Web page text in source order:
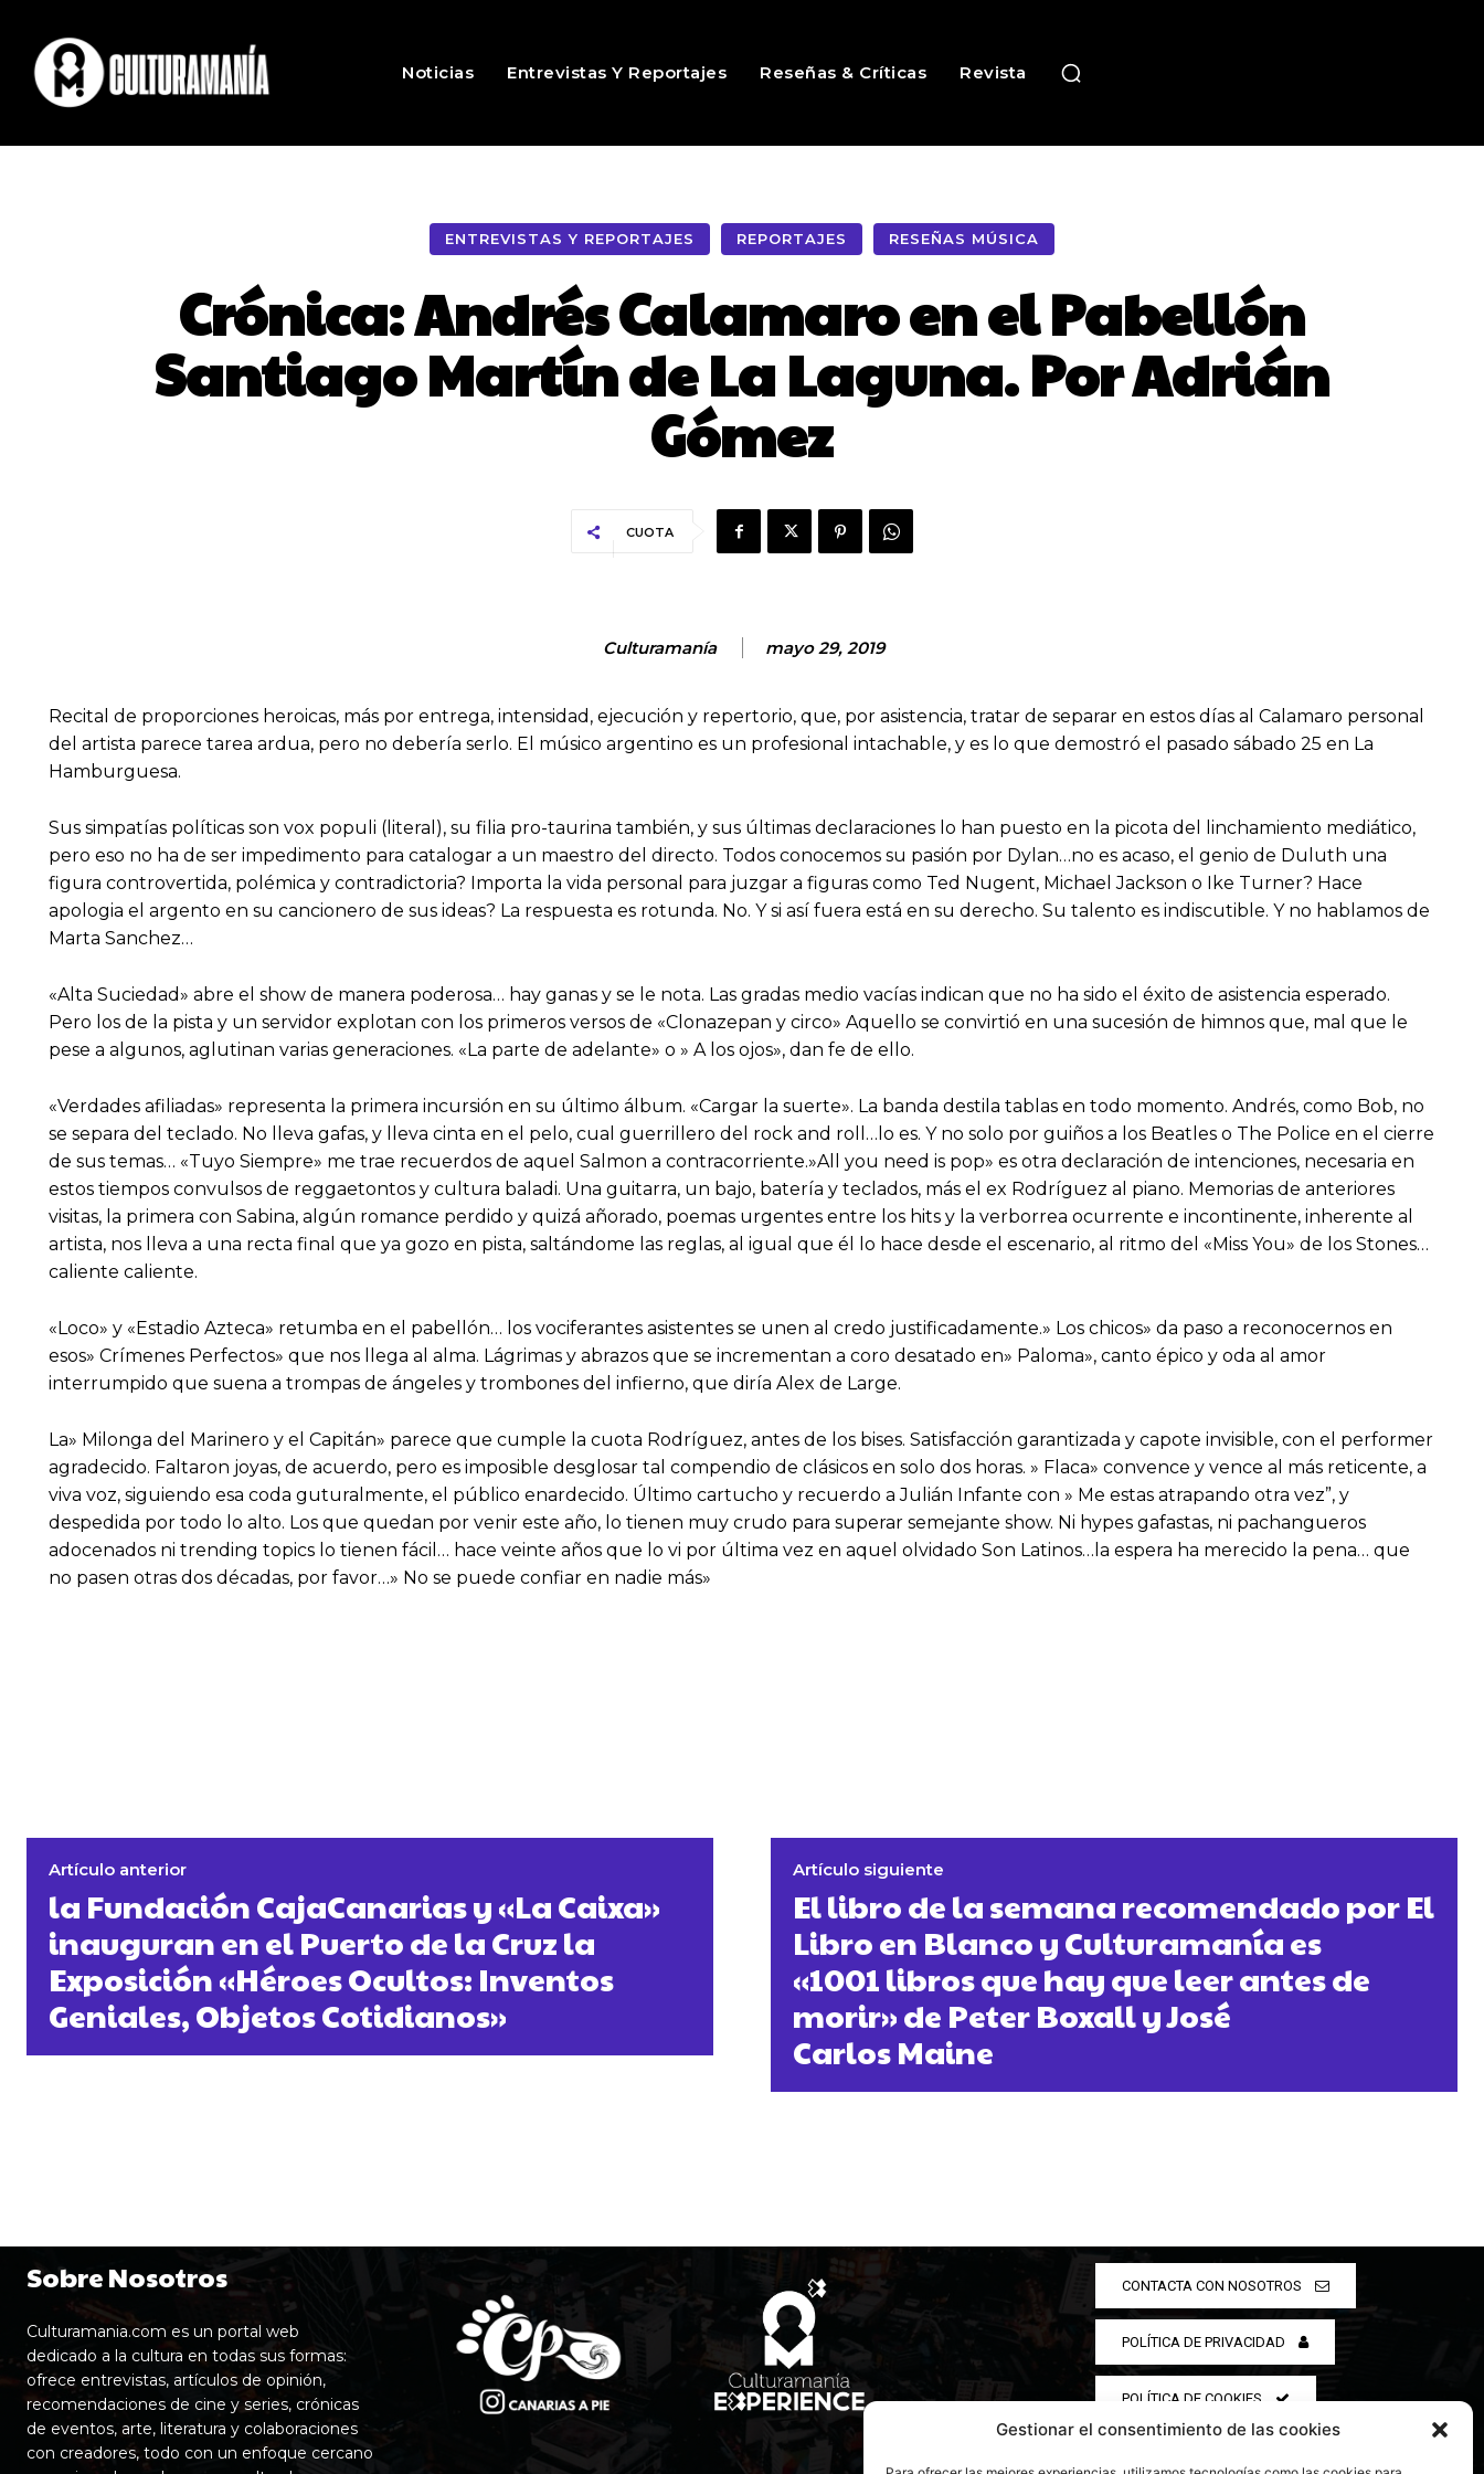
Gestionar el consentimiento de las cookies
Noticias Entrevistas Y Reportajes Reseñas & Críticas Revista
ENTREVISTAS Y REPORTAJES REPORTAJES RESEÑAS MÚSICA
Crónica: Andrés Calamaro en el Pabellón
Santiago Martín de La Laguna. Por Adrián
Gómez
CUOTA
Culturamanía mayo 29, 2019
Recital de proporciones heroicas, más por entrega, intensidad, ejecución y repertorio, que, por asistencia, tratar de separar en estos días al Calamaro personal
del artista parece tarea ardua, pero no debería serlo. El músico argentino es un profesional intachable, y es lo que demostró el pasado sábado 25 en La
Hamburguesa.
Sus simpatías políticas son vox populi (literal), su filia pro-taurina también, y sus últimas declaraciones lo han puesto en la picota del linchamiento mediático,
pero eso no ha de ser impedimento para catalogar a un maestro del directo. Todos conocemos su pasión por Dylan…no es acaso, el genio de Duluth una
figura controvertida, polémica y contradictoria? Importa la vida personal para juzgar a figuras como Ted Nugent, Michael Jackson o Ike Turner? Hace
apologia el argento en su cancionero de sus ideas? La respuesta es rotunda. No. Y si así fuera está en su derecho. Su talento es indiscutible. Y no hablamos de
Marta Sanchez…
«Alta Suciedad» abre el show de manera poderosa… hay ganas y se le nota. Las gradas medio vacías indican que no ha sido el éxito de asistencia esperado.
Pero los de la pista y un servidor explotan con los primeros versos de «Clonazepan y circo» Aquello se convirtió en una sucesión de himnos que, mal que le
pese a algunos, aglutinan varias generaciones. «La parte de adelante» o » A los ojos», dan fe de ello.
«Verdades afiliadas» representa la primera incursión en su último álbum. «Cargar la suerte». La banda destila tablas en todo momento. Andrés, como Bob, no
se separa del teclado. No lleva gafas, y lleva cinta en el pelo, cual guerrillero del rock and roll…lo es. Y no solo por guiños a los Beatles o The Police en el cierre
de sus temas… «Tuyo Siempre» me trae recuerdos de aquel Salmon a contracorriente.»All you need is pop» es otra declaración de intenciones, necesaria en
estos tiempos convulsos de reggaetontos y cultura baladi. Una guitarra, un bajo, batería y teclados, más el ex Rodríguez al piano. Memorias de anteriores
visitas, la primera con Sabina, algún romance perdido y quizá añorado, poemas urgentes entre los hits y la verborrea ocurrente e incontinente, inherente al
artista, nos lleva a una recta final que ya gozo en pista, saltándome las reglas, al igual que él lo hace desde el escenario, al ritmo del «Miss You» de los Stones…
caliente caliente.
«Loco» y «Estadio Azteca» retumba en el pabellón… los vociferantes asistentes se unen al credo justificadamente.» Los chicos» da paso a reconocernos en
esos» Crímenes Perfectos» que nos llega al alma. Lágrimas y abrazos que se incrementan a coro desatado en» Paloma», canto épico y oda al amor
interrumpido que suena a trompas de ángeles y trombones del infierno, que diría Alex de Large.
La» Milonga del Marinero y el Capitán» parece que cumple la cuota Rodríguez, antes de los bises. Satisfacción garantizada y capote invisible, con el performer
agradecido. Faltaron joyas, de acuerdo, pero es imposible desglosar tal compendio de clásicos en solo dos horas. » Flaca» convence y vence al más reticente, a
viva voz, siguiendo esa coda guturalmente, el público enardecido. Último cartucho y recuerdo a Julián Infante con » Me estas atrapando otra vez”, y
despedida por todo lo alto. Los que quedan por venir este año, lo tienen muy crudo para superar semejante show. Ni hypes gafastas, ni pachangueros
adocenados ni trending topics lo tienen fácil… hace veinte años que lo vi por última vez en aquel olvidado Son Latinos…la espera ha merecido la pena… que
no pasen otras dos décadas, por favor…» No se puede confiar en nadie más»
Artículo anterior
la Fundación CajaCanarias y «La Caixa»
inauguran en el Puerto de la Cruz la
Exposición «Héroes Ocultos: Inventos
Geniales, Objetos Cotidianos»
Artículo siguiente
El libro de la semana recomendado por El
Libro en Blanco y Culturamanía es
«1001 libros que hay que leer antes de
morir» de Peter Boxall y José
Carlos Maine
Sobre Nosotros
Culturamania.com es un portal web
dedicado a la cultura en todas sus formas:
ofrece entrevistas, artículos de opinión,
recomendaciones de cine y series, crónicas
de eventos, arte, literatura y colaboraciones
con creadores, todo con un enfoque cercano
CONTACTA CON NOSOTROS
POLÍTICA DE PRIVACIDAD
POLÍTICA DE COOKIES